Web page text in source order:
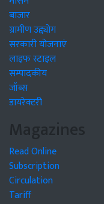
बाजार
ग्रामीण उद्द्योग
सरकारी योजनाएं
लाइफ स्टाइल
सम्पादकीय
जॉब्स
डायरेक्टरी
Magazines
Read Online
Subscription
Circulation
Tariff